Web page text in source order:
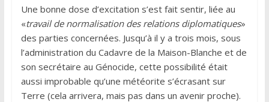
Une bonne dose d’excitation s’est fait sentir, liée au
«travail de normalisation des relations diplomatiques»
des parties concernées. Jusqu’à il y a trois mois, sous
l’administration du Cadavre de la Maison-Blanche et de
son secrétaire au Génocide, cette possibilité était
aussi improbable qu’une météorite s’écrasant sur
Terre (cela arrivera, mais pas dans un avenir proche).